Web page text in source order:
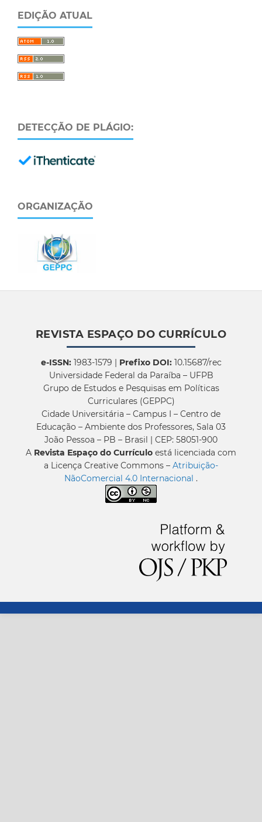
EDIÇÃO ATUAL
DETECÇÃO DE PLÁGIO:
ORGANIZAÇÃO
REVISTA ESPAÇO DO CURRÍCULO
e-ISSN:1983-1579 | Prefixo DOI:10.15687/rec
Universidade Federal da Paraíba – UFPB
Grupo de Estudos e Pesquisas em Políticas
Curriculares (GEPPC)
Cidade Universitária – Campus I – Centro de
Educação – Ambiente dos Professores, Sala 03
João Pessoa – PB – Brasil | CEP: 58051-900
A Revista Espaço do Currículo está licenciada com
a Licença Creative Commons – Atribuição-
NãoComercial 4.0 Internacional .